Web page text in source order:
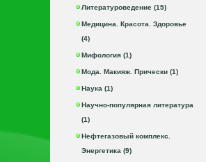
Литературоведение (15)
Медицина. Красота. Здоровье
(4)
Мифология (1)
Мода. Макияж. Прически (1)
Наука (1)
Научно-популярная литература
(1)
Нефтегазовый комплекс.
Энергетика (9)